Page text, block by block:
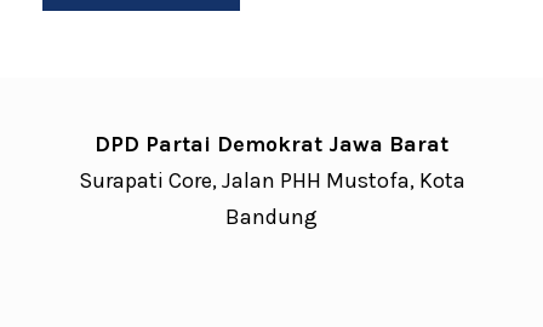
DPD Partai Demokrat Jawa Barat
Surapati Core, Jalan PHH Mustofa, Kota
Bandung